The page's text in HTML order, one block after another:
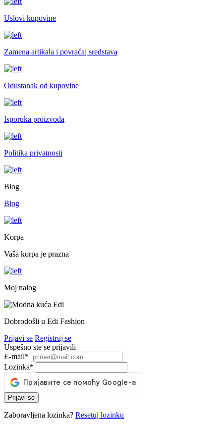
Uslovi kupovine
Zamena artikala i povraćaj sredstava
Odustanak od kupovine
Isporuka proizvoda
Politika privatnosti
Blog
Blog
Korpa
Vaša korpa je prazna
Moj nalog
Dobrodošli u Edi Fashion
Prijavi se Registruj se
Uspešno ste se prijavili
E-mail*
Lozinka*
Prijavi se
Zaboravljena lozinka? Resetuj lozinku